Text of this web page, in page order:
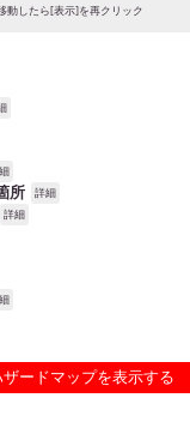
動したら[表示]を再クリック
所 詳細
詳細
ザードマップを表示する